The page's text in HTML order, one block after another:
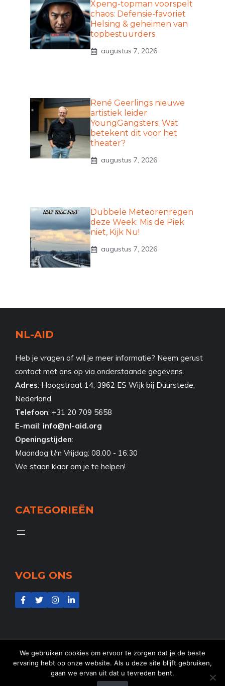
Xpeng-topman voorspelt
chaos: Defensie-favoriet
Helsing & geheimen van
topbestuurders
augustus 7, 2026
René Geerlings nieuwe
artistiek leider
YoungGangsters: Wat
betekent dit voor het
theater?
augustus 7, 2026
Dubbele Meteorenregen
deze Week: Mis de Piek
niet, Kijk Nu!
augustus 7, 2026
NL-AID
Heb je vragen of wil je meer informatie? Neem gerust
contact met ons op via onderstaande gegevens.
Adres: Hoogstraat 14, 3962 ES Wijk bij Duurstede,
Nederland
Telefoon: +31 20 709 5658
E-mail: info@nl-aid.org
Openingstijden:
Maandag t/m Vrijdag: 08:00 - 16:30
We staan klaar om je te helpen!
CATEGORIEËN
VOLG ONS
@2025 NL-Aid- Alle rechten voorbehouden
We gebruiken cookies om ervoor te zorgen dat je de beste
ervaring hebt op onze website. Als u deze site blijft gebruiken,
gaan we ervan uit dat u tevreden bent.